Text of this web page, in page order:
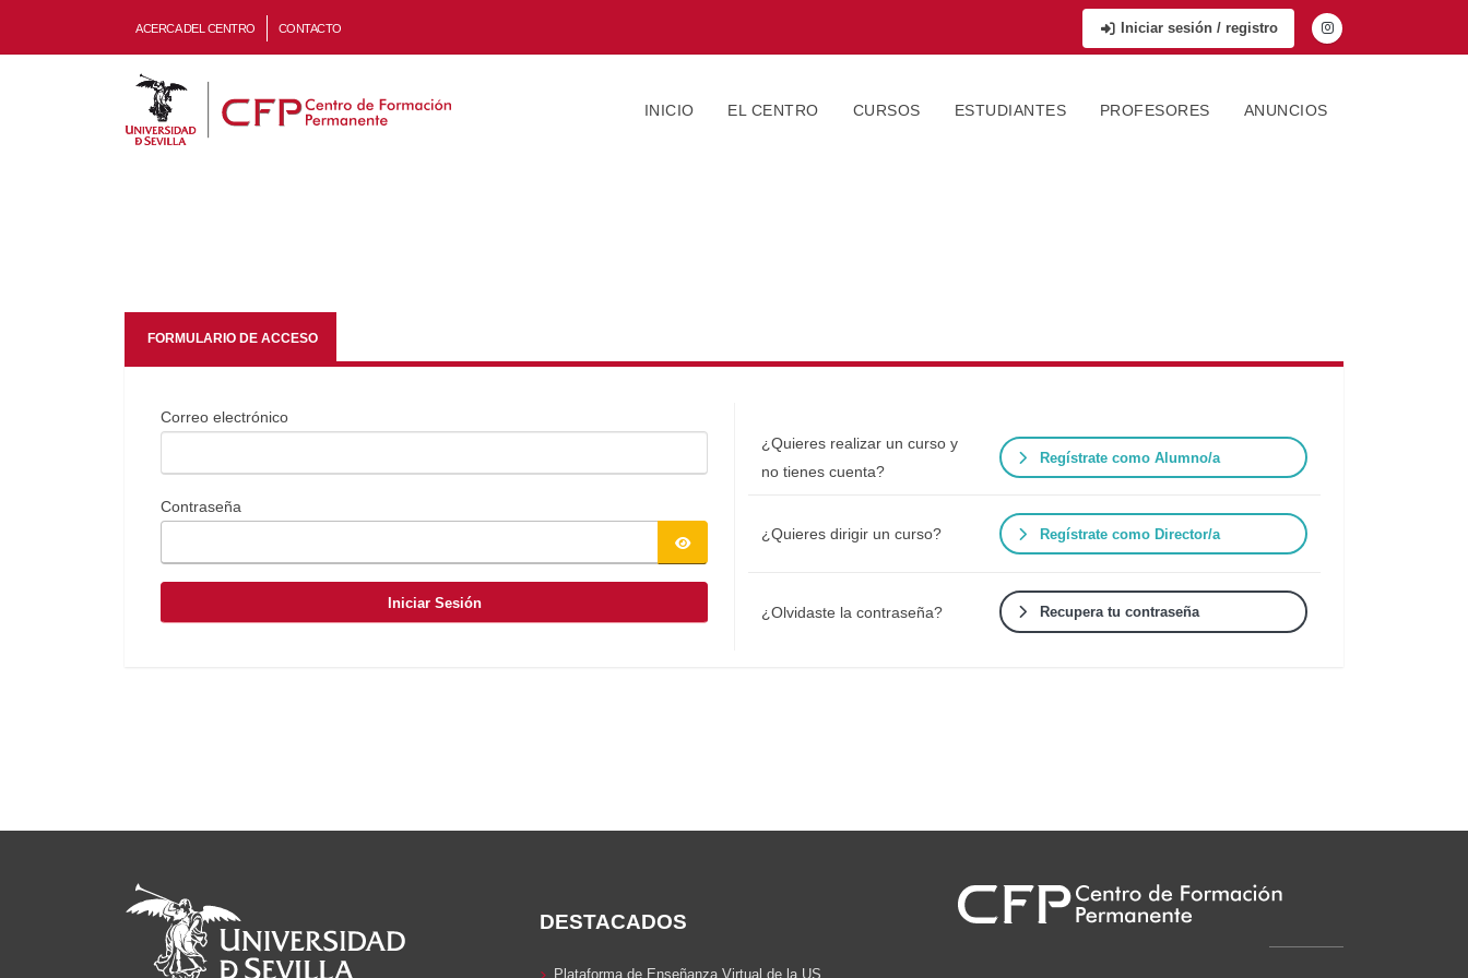
ACERCA DEL CENTRO CONTACTO Iniciar sesión / registro
INICIO EL CENTRO CURSOS ESTUDIANTES PROFESORES ANUNCIOS
FORMULARIO DE ACCESO
Correo electrónico
Contraseña
Iniciar Sesión
¿Quieres realizar un curso y
no tienes cuenta?
Regístrate como Alumno/a
¿Quieres dirigir un curso? Regístrate como Director/a
¿Olvidaste la contraseña? Recupera tu contraseña
DESTACADOS
Plataforma de Enseñanza Virtual de la US